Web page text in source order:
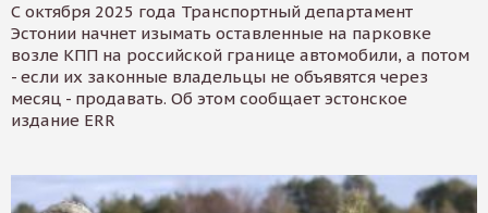
С октября 2025 года Транспортный департамент
Эстонии начнет изымать оставленные на парковке
возле КПП на российской границе автомобили, а потом
- если их законные владельцы не объявятся через
месяц - продавать. Об этом сообщает эстонское
издание ERR